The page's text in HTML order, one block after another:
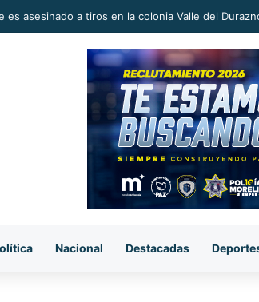
en la Reconstrucción del Tejido Social, Invita
Nacional Destacadas